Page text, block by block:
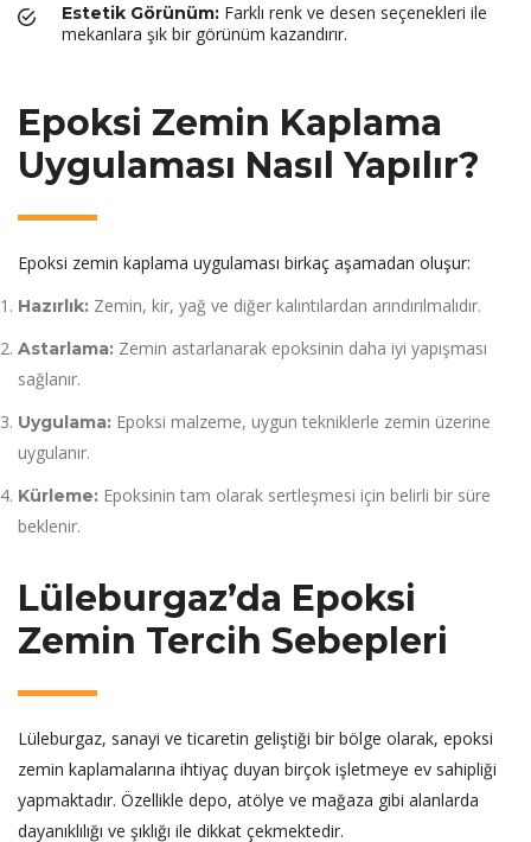
Estetik Görünüm: Farklı renk ve desen seçenekleri ile
mekanlara şık bir görünüm kazandırır.
Epoksi Zemin Kaplama
Uygulaması Nasıl Yapılır?
Epoksi zemin kaplama uygulaması birkaç aşamadan oluşur:
Hazırlık: Zemin, kir, yağ ve diğer kalıntılardan arındırılmalıdır.
Astarlama: Zemin astarlanarak epoksinin daha iyi yapışması
sağlanır.
Uygulama: Epoksi malzeme, uygun tekniklerle zemin üzerine
uygulanır.
Kürleme: Epoksinin tam olarak sertleşmesi için belirli bir süre
beklenir.
Lüleburgaz’da Epoksi
Zemin Tercih Sebepleri
Lüleburgaz, sanayi ve ticaretin geliştiği bir bölge olarak, epoksi
zemin kaplamalarına ihtiyaç duyan birçok işletmeye ev sahipliği
yapmaktadır. Özellikle depo, atölye ve mağaza gibi alanlarda
dayanıklılığı ve şıklığı ile dikkat çekmektedir.